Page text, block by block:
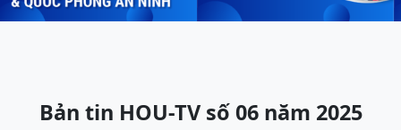
Bản tin HOU-TV số 06 năm 2025